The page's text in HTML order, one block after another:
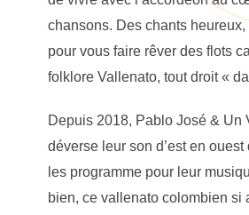
chansons. Des chants heureux,
pour vous faire rêver des flots
folklore Vallenato, tout droit «
Depuis 2018, Pablo José & Un
déverse leur son d’est en
les programme pour leur
bien, ce vallenato colombien si